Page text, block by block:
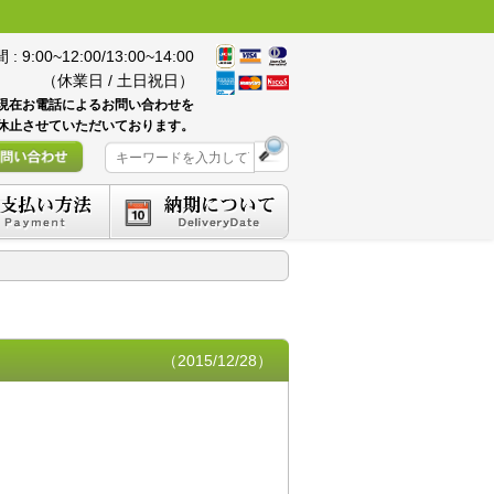
: 9:00~12:00/13:00~14:00
（休業日 / 土日祝日）
在お電話によるお問い合わせを
止させていただいております。
（2015/12/28）